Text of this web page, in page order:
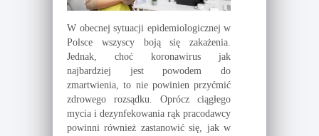
W obecnej sytuacji epidemiologicznej w
Polsce wszyscy boją się zakażenia.
Jednak, choć koronawirus jak
najbardziej jest powodem do
zmartwienia, to nie powinien przyćmić
zdrowego rozsądku. Oprócz ciągłego
mycia i dezynfekowania rąk pracodawcy
powinni również zastanowić się, jak w